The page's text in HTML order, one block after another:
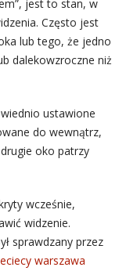
jest to stan, w
Często jest
lub tego, że jedno
dalekowzroczne niż
ustawione
do wewnątrz,
oko patrzy
wcześnie,
widzenie.
sprawdzany przez
warszawa